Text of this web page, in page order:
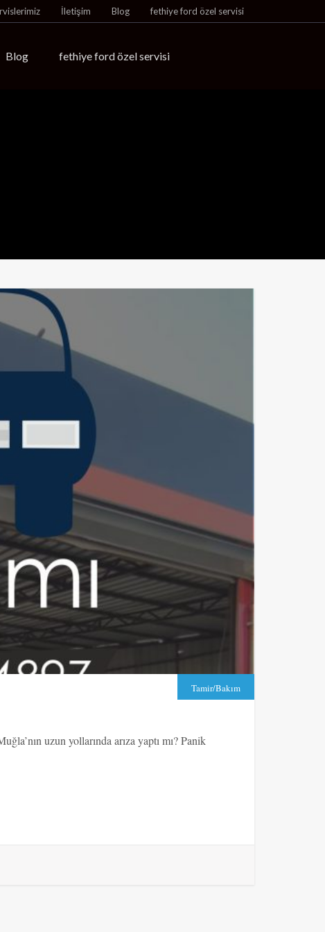
İletişim Blog fethiye ford özel servisi
Blog fethiye ford özel servisi
Tamir/Bakım
uzun yollarında arıza yaptı mı? Panik